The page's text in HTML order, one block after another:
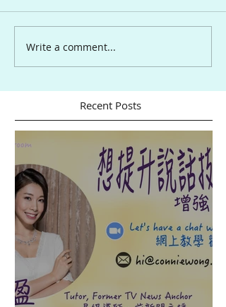
Write a comment...
Recent Posts